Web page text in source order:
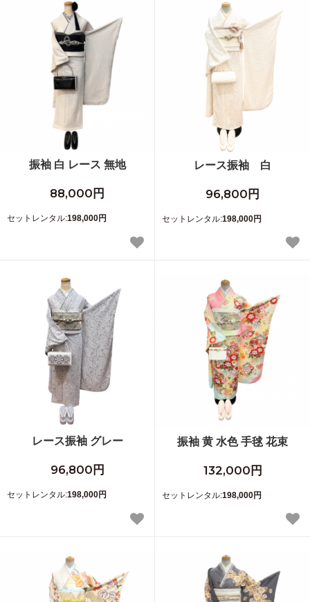
振袖 白 レース 無地
88,000円
セットレンタル:198,000円
レース振袖 白
96,800円
セットレンタル:198,000円
レース振袖 グレー
96,800円
セットレンタル:198,000円
振袖 黄 水色 手毬 花束
132,000円
セットレンタル:198,000円